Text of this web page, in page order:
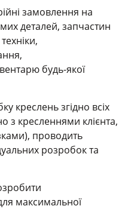
замовлення на
деталей, запчастин
будь-якої
креслень згідно всіх
з кресленнями клієнта,
проводить
розробок та
максимальної